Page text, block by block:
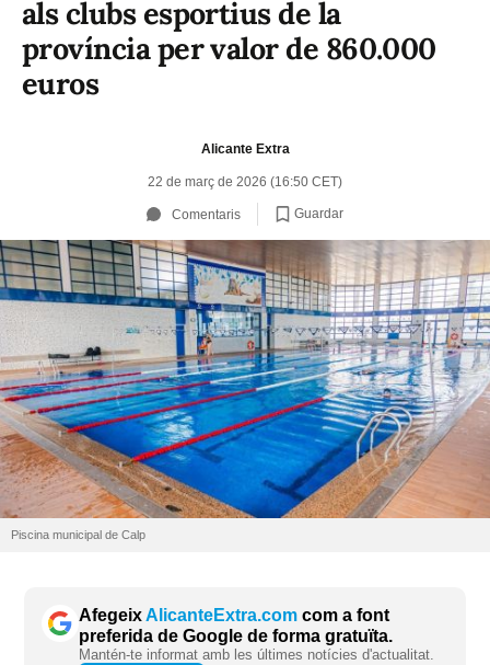
als clubs esportius de la
província per valor de 860.000
euros
Alicante Extra
22 de març de 2026 (16:50 CET)
Comentaris Guardar
Piscina municipal de Calp
AfegeixAlicanteExtra.com com a font
preferida de Google de forma gratuïta.
Mantén-te informat amb les últimes notícies d'actualitat.